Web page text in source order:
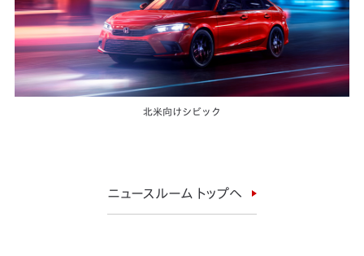
北米向けシビック
ニュースルーム トップへ